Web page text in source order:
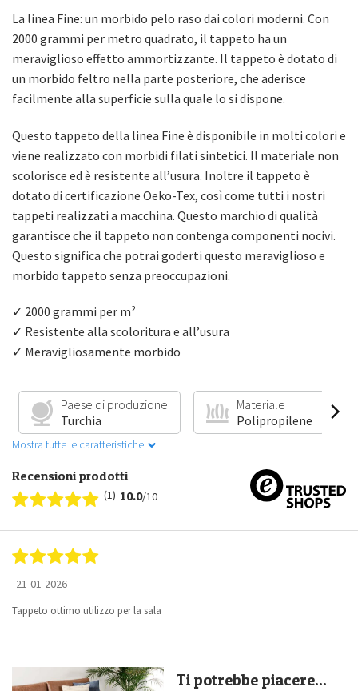
La linea Fine: un morbido pelo raso dai colori moderni. Con
2000 grammi per metro quadrato, il tappeto ha un
meraviglioso effetto ammortizzante. Il tappeto è dotato di
un morbido feltro nella parte posteriore, che aderisce
facilmente alla superficie sulla quale lo si dispone.
Questo tappeto della linea Fine è disponibile in molti colori e
viene realizzato con morbidi filati sintetici. Il materiale non
scolorisce ed è resistente all’usura. Inoltre il tappeto è
dotato di certificazione Oeko-Tex, così come tutti i nostri
tappeti realizzati a macchina. Questo marchio di qualità
garantisce che il tappeto non contenga componenti nocivi.
Questo significa che potrai goderti questo meraviglioso e
morbido tappeto senza preoccupazioni.
✓ 2000 grammi per m²
✓ Resistente alla scoloritura e all’usura
✓ Meravigliosamente morbido
Paese di produzione
Turchia
Materiale
Polipropilene
Mostra tutte le caratteristiche
Recensioni prodotti
(1) 10.0/10
21-01-2026
Tappeto ottimo utilizzo per la sala
Ti potrebbe piacere...